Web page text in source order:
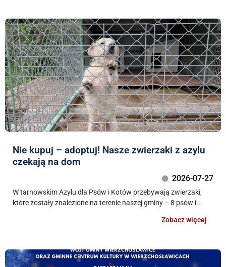
Nie kupuj – adoptuj! Nasze zwierzaki z azylu
czekają na dom
2026-07-27
W tarnowskim Azylu dla Psów i Kotów przebywają zwierzaki,
które zostały znalezione na terenie naszej gminy – 8 psów i...
Zobacz więcej